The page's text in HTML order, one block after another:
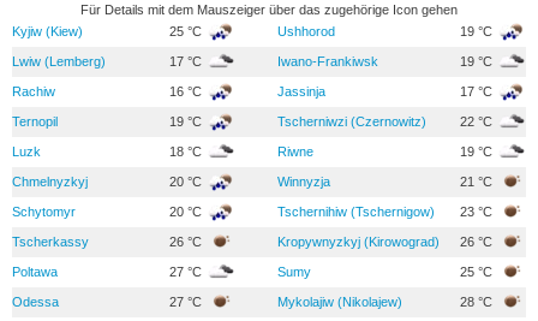
Für Details mit dem Mauszeiger über das zugehörige Icon gehen
Kyjiw (Kiew)
25 °C Ushhorod 19 °C
Lwiw (Lemberg) 17 °C Iwano-Frankiwsk 19 °C
Rachiw 16 °C Jassinja 17 °C
Ternopil 19 °C Tscherniwzi (Czernowitz) 22 °C
Luzk 18 °C Riwne 19 °C
Chmelnyzkyj 20 °C Winnyzja 21 °C
Schytomyr 20 °C Tschernihiw (Tschernigow) 23 °C
Tscherkassy 26 °C Kropywnyzkyj (Kirowograd) 26 °C
Poltawa 27 °C Sumy 25 °C
Odessa 27 °C Mykolajiw (Nikolajew) 28 °C